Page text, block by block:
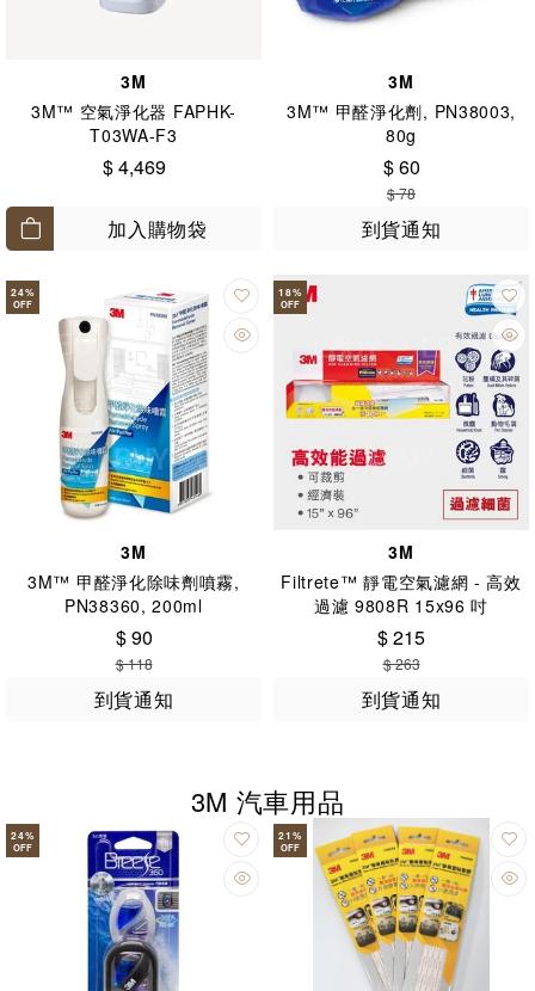
3M
3M™ 空氣淨化器 FAPHK-
T03WA-F3
$ 4,469
加入購物袋
3M
3M™ 甲醛淨化劑, PN38003,
80g
$ 60
$ 78
到貨通知
24%
OFF
3M
3M™ 甲醛淨化除味劑噴霧,
PN38360, 200ml
$ 90
$ 118
到貨通知
18%
OFF
3M
Filtrete™ 靜電空氣濾網 - 高效
過濾 9808R 15x96 吋
$ 215
$ 263
到貨通知
3M 汽車用品
24%
OFF
21%
OFF